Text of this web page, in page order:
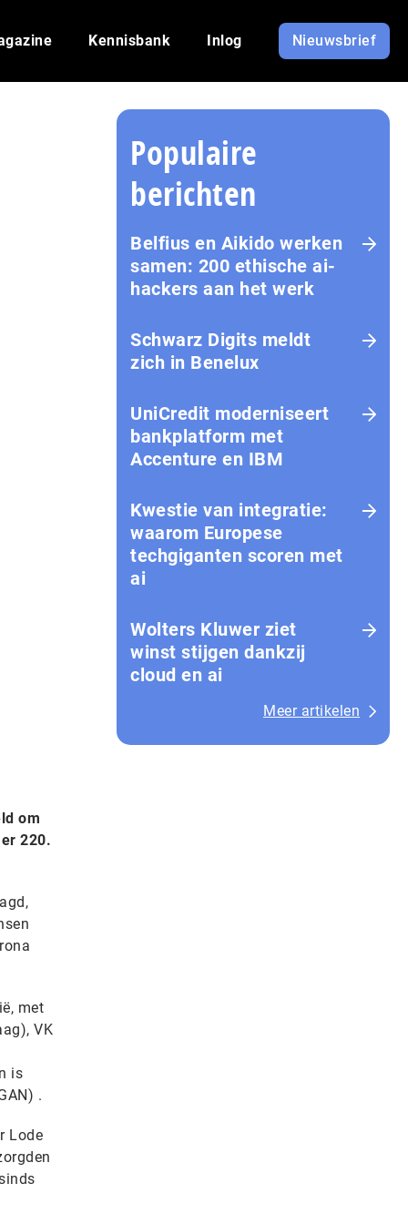
Kennisbank Inlog Nieuwsbrief
om
220.
met
VK
is
.
Lode
Populaire
berichten
Belfius en Aikido werken
samen: 200 ethische ai-
hackers aan het werk
Schwarz Digits meldt
zich in Benelux
UniCredit moderniseert
bankplatform met
Accenture en IBM
Kwestie van integratie:
waarom Europese
techgiganten scoren met
ai
Wolters Kluwer ziet
winst stijgen dankzij
cloud en ai
Meer artikelen